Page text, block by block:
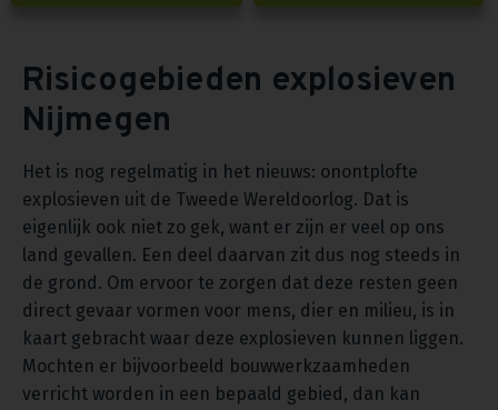
Risicogebieden explosieven
Nijmegen
Het is nog regelmatig in het nieuws: onontplofte
explosieven uit de Tweede Wereldoorlog. Dat is
eigenlijk ook niet zo gek, want er zijn er veel op ons
land gevallen. Een deel daarvan zit dus nog steeds in
de grond. Om ervoor te zorgen dat deze resten geen
direct gevaar vormen voor mens, dier en milieu, is in
kaart gebracht waar deze explosieven kunnen liggen.
Mochten er bijvoorbeeld bouwwerkzaamheden
verricht worden in een bepaald gebied, dan kan